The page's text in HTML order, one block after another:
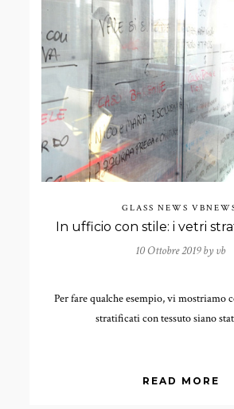
GLASS NEWS
10 Ottobre 2019 by vb
Per fare qualche esempio, vi mostriamo
stratificati con tessuto siano
READ MORE